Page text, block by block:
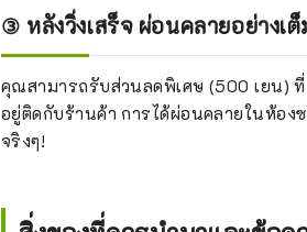
③ หลังวิ่งเสร็จ ผ่อนคลายอย่างเ
คุณสามารถรับส่วนลดพิเศษ (500 เยน) ที่
อยู่ติดกับร้านค้า การได้ผ่อนคลายในห้อง
จริงๆ!